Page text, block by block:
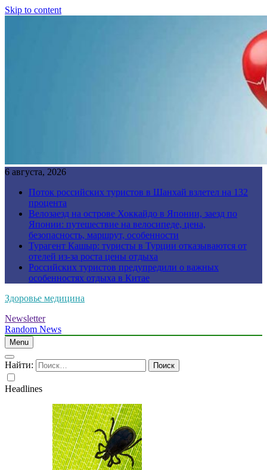
Skip to content
6 августа, 2026
Поток российских туристов в Шанхай взлетел на 132
процента
Велозаезд на острове Хоккайдо в Японии, заезд по
Японии: путешествие на велосипеде, цена,
безопасность, маршрут, особенности
Турагент Кашыр: туристы в Турции отказываются от
отелей из-за роста цены отдыха
Российских туристов предупредили о важных
особенностях отдыха в Китае
Здоровье медицина
Newsletter
Random News
Menu
Найти:
Headlines